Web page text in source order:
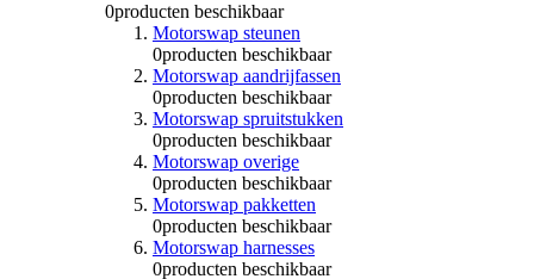
0producten beschikbaar
Motorswap steunen
0producten beschikbaar
Motorswap aandrijfassen
0producten beschikbaar
Motorswap spruitstukken
0producten beschikbaar
Motorswap overige
0producten beschikbaar
Motorswap pakketten
0producten beschikbaar
Motorswap harnesses
0producten beschikbaar